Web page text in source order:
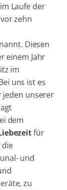
Laufe der
zehn
Diesen
einem Jahr
im
uns ist es
jeden unserer
dem
für
die
und
zu